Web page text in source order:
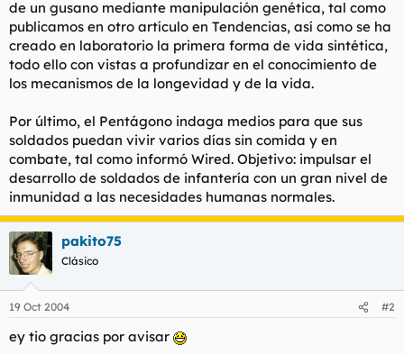
de un gusano mediante manipulación genética, tal como
publicamos en otro artículo en Tendencias, así como se ha
creado en laboratorio la primera forma de vida sintética,
todo ello con vistas a profundizar en el conocimiento de
los mecanismos de la longevidad y de la vida.
Por último, el Pentágono indaga medios para que sus
soldados puedan vivir varios días sin comida y en
combate, tal como informó Wired. Objetivo: impulsar el
desarrollo de soldados de infantería con un gran nivel de
inmunidad a las necesidades humanas normales.
pakito75
Clásico
19 Oct 2004 #2
ey tio gracias por avisar